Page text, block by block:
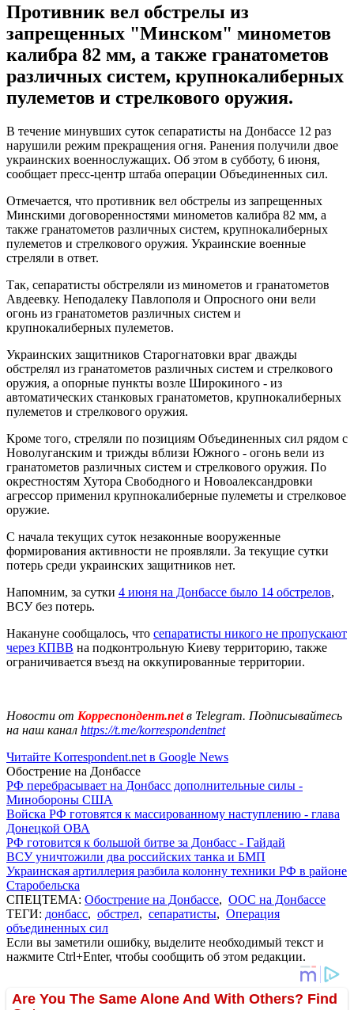
Противник вел обстрелы из
запрещенных "Минском" минометов
калибра 82 мм, а также гранатометов
различных систем, крупнокалиберных
пулеметов и стрелкового оружия.
В течение минувших суток сепаратисты на Донбассе 12 раз
нарушили режим прекращения огня. Ранения получили двое
украинских военнослужащих. Об этом в субботу, 6 июня,
сообщает пресс-центр штаба операции Объединенных сил.
Отмечается, что противник вел обстрелы из запрещенных
Минскими договоренностями минометов калибра 82 мм, а
также гранатометов различных систем, крупнокалиберных
пулеметов и стрелкового оружия. Украинские военные
стреляли в ответ.
Так, сепаратисты обстреляли из минометов и гранатометов
Авдеевку. Неподалеку Павлополя и Опросного они вели
огонь из гранатометов различных систем и
крупнокалиберных пулеметов.
Украинских защитников Старогнатовки враг дважды
обстрелял из гранатометов различных систем и стрелкового
оружия, а опорные пункты возле Широкиного - из
автоматических станковых гранатометов, крупнокалиберных
пулеметов и стрелкового оружия.
Кроме того, стреляли по позициям Объединенных сил рядом с
Новолуганским и трижды вблизи Южного - огонь вели из
гранатометов различных систем и стрелкового оружия. По
окрестностям Хутора Свободного и Новоалександровки
агрессор применил крупнокалиберные пулеметы и стрелковое
оружие.
С начала текущих суток незаконные вооруженные
формирования активности не проявляли. За текущие сутки
потерь среди украинских защитников нет.
Напомним, за сутки 4 июня на Донбассе было 14 обстрелов,
ВСУ без потерь.
Накануне сообщалось, что сепаратисты никого не пропускают
через КПВВ на подконтрольную Киеву территорию, также
ограничивается въезд на оккупированные территории.
Новости от Корреспондент.netв Telegram. Подписывайтесь
на наш канал https://t.me/korrespondentnet
Читайте Korrespondent.net в Google News
Обострение на Донбассе
РФ перебрасывает на Донбасс дополнительные силы -
Минобороны США
Войска РФ готовятся к массированному наступлению - глава
Донецкой ОВА
РФ готовится к большой битве за Донбасс - Гайдай
ВСУ уничтожили два российских танка и БМП
Украинская артиллерия разбила колонну техники РФ в районе
Старобельска
СПЕЦТЕМА: Обострение на Донбассе, ООС на Донбассе
ТЕГИ: донбасс, обстрел, сепаратисты, Операция
объединенных сил
Если вы заметили ошибку, выделите необходимый текст и
нажмите Ctrl+Enter, чтобы сообщить об этом редакции.